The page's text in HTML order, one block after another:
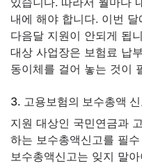
내에 해야 합니다. 이번
다음달 지원이 안되게 됩
대상 사업장은 보험료 납
동이체를 걸어 놓는 것이
3. 고용보험의 보수총액
지원 대상인 국민연금과
하는 보수총액신고를 필
보수총액신고는 잊지 말